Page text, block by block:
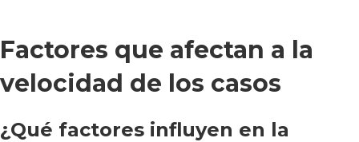
Factores que afectan a la
velocidad de los casos
¿Qué factores influyen en la